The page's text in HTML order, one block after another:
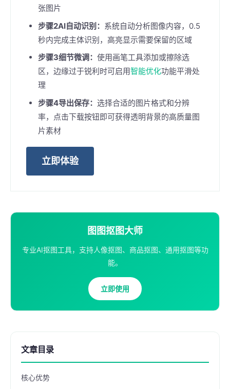
张图片
步骤2AI自动识别： 系统自动分析图像内容，0.5
秒内完成主体识别，高亮显示需要保留的区域
步骤3细节微调： 使用画笔工具添加或擦除选
区，边缘过于锐利时可启用智能优化功能平滑处
理
步骤4导出保存： 选择合适的图片格式和分辨
率，点击下载按钮即可获得透明背景的高质量图
片素材
立即体验
图图抠图大师
专业AI抠图工具，支持人像抠图、商品抠图、通用抠图等功
能。
立即使用
文章目录
核心优势